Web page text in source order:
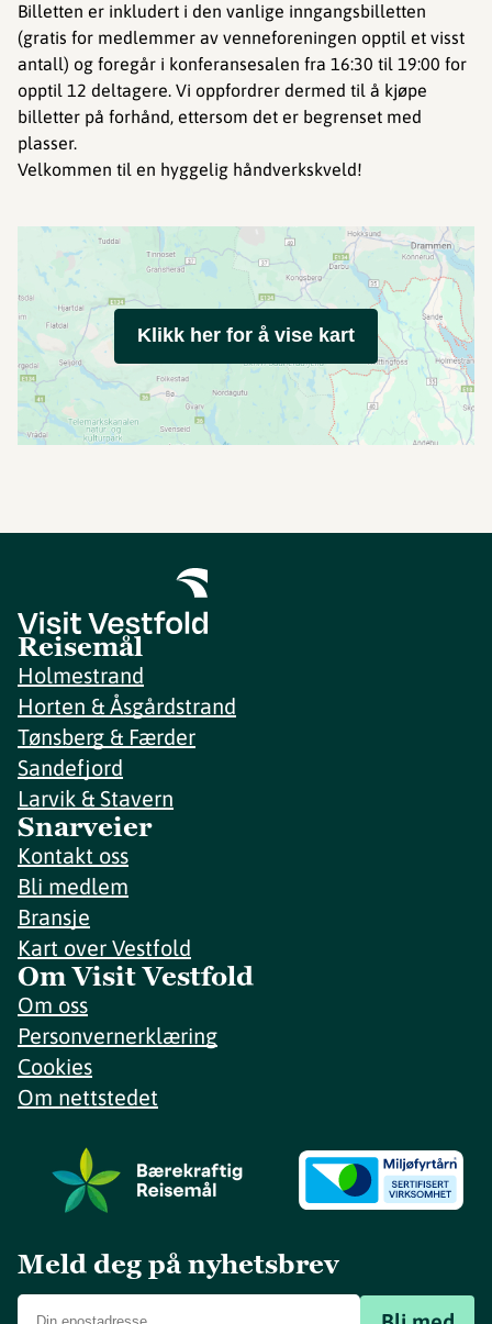
Billetten er inkludert i den vanlige inngangsbilletten
(gratis for medlemmer av venneforeningen opptil et visst
antall) og foregår i konferansesalen fra 16:30 til 19:00 for
opptil 12 deltagere. Vi oppfordrer dermed til å kjøpe
billetter på forhånd, ettersom det er begrenset med
plasser.
Velkommen til en hyggelig håndverkskveld!
Klikk her for å vise kart
Reisemål
Holmestrand
Horten & Åsgårdstrand
Tønsberg & Færder
Sandefjord
Larvik & Stavern
Snarveier
Kontakt oss
Bli medlem
Bransje
Kart over Vestfold
Om Visit Vestfold
Om oss
Personvernerklæring
Cookies
Om nettstedet
Meld deg på nyhetsbrev